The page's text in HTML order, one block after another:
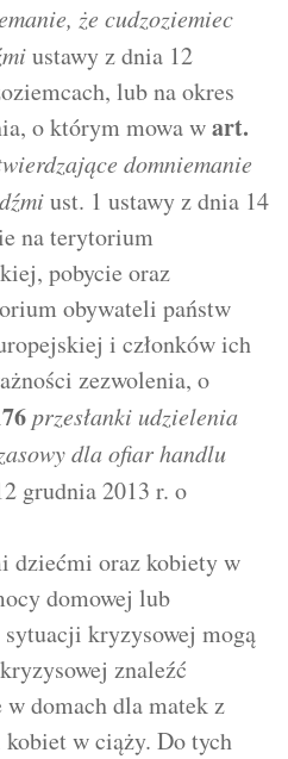
że cudzoziemiec
ustawy z dnia 12
lub na okres
o którym mowa wart.
domniemanie
ust. 1 ustawy z dnia 14
na terytorium
pobycie oraz
obywateli państw
i członków ich
zezwolenia, o
przesłanki udzielenia
dla ofiar handlu
grudnia 2013 r. o
dziećmi oraz kobiety w
domowej lub
kryzysowej mogą
znaleźć
domach dla matek z
w ciąży. Do tych